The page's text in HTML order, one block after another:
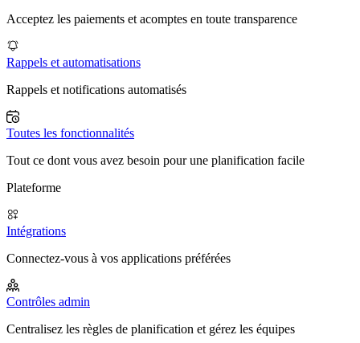
Acceptez les paiements et acomptes en toute transparence
Rappels et automatisations
Rappels et notifications automatisés
Toutes les fonctionnalités
Tout ce dont vous avez besoin pour une planification facile
Plateforme
Intégrations
Connectez-vous à vos applications préférées
Contrôles admin
Centralisez les règles de planification et gérez les équipes